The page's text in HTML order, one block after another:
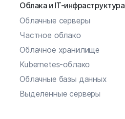
Облака и IT-инфраструктура
Облачные серверы
Частное облако
Облачное хранилище
Kubernetes-облако
Облачные базы данных
Выделенные серверы